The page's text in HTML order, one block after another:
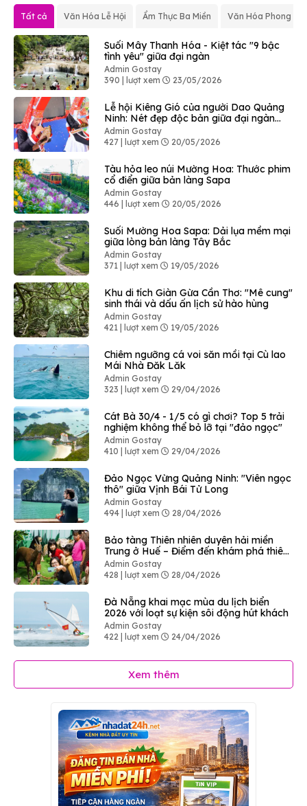
Tất cả Văn Hóa Lễ Hội Ẩm Thực Ba Miền Văn Hóa Phong
Suối Mây Thanh Hóa - Kiệt tác "9 bậc
tình yêu" giữa đại ngàn
Admin Gostay
390 | lượt xem
23/05/2026
Lễ hội Kiêng Gió của người Dao Quảng
Ninh: Nét đẹp độc bản giữa đại ngàn
Bình Liêu
Admin Gostay
427 | lượt xem
20/05/2026
Tàu hỏa leo núi Mường Hoa: Thước phim
cổ điển giữa bản làng Sapa
Admin Gostay
446 | lượt xem
20/05/2026
Suối Mường Hoa Sapa: Dải lụa mềm mại
giữa lòng bản làng Tây Bắc
Admin Gostay
371 | lượt xem
19/05/2026
Khu di tích Giàn Gừa Cần Thơ: "Mê cung"
sinh thái và dấu ấn lịch sử hào hùng
Admin Gostay
421 | lượt xem
19/05/2026
Chiêm ngưỡng cá voi săn mồi tại Cù lao
Mái Nhà Đăk Lăk
Admin Gostay
323 | lượt xem
29/04/2026
Cát Bà 30/4 - 1/5 có gì chơi? Top 5 trải
nghiệm không thể bỏ lỡ tại "đảo ngọc"
Admin Gostay
410 | lượt xem
29/04/2026
Đảo Ngọc Vừng Quảng Ninh: "Viên ngọc
thô" giữa Vịnh Bái Tử Long
Admin Gostay
494 | lượt xem
28/04/2026
Bảo tàng Thiên nhiên duyên hải miền
Trung ở Huế – Điểm đến khám phá thiên
nhiên độc đáo
Admin Gostay
428 | lượt xem
28/04/2026
Đà Nẵng khai mạc mùa du lịch biển
2026 với loạt sự kiện sôi động hút khách
Admin Gostay
422 | lượt xem
24/04/2026
Xem thêm